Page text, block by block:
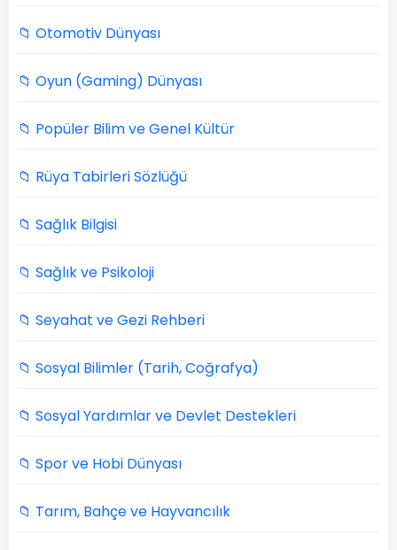
📁 Otomotiv Dünyası
📁 Oyun (Gaming) Dünyası
📁 Popüler Bilim ve Genel Kültür
📁 Rüya Tabirleri Sözlüğü
📁 Sağlık Bilgisi
📁 Sağlık ve Psikoloji
📁 Seyahat ve Gezi Rehberi
📁 Sosyal Bilimler (Tarih, Coğrafya)
📁 Sosyal Yardımlar ve Devlet Destekleri
📁 Spor ve Hobi Dünyası
📁 Tarım, Bahçe ve Hayvancılık